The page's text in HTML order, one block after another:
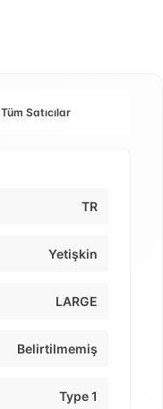
Tüm Satıcılar
TR
Yetişkin
LARGE
Belirtilmemiş
Type 1